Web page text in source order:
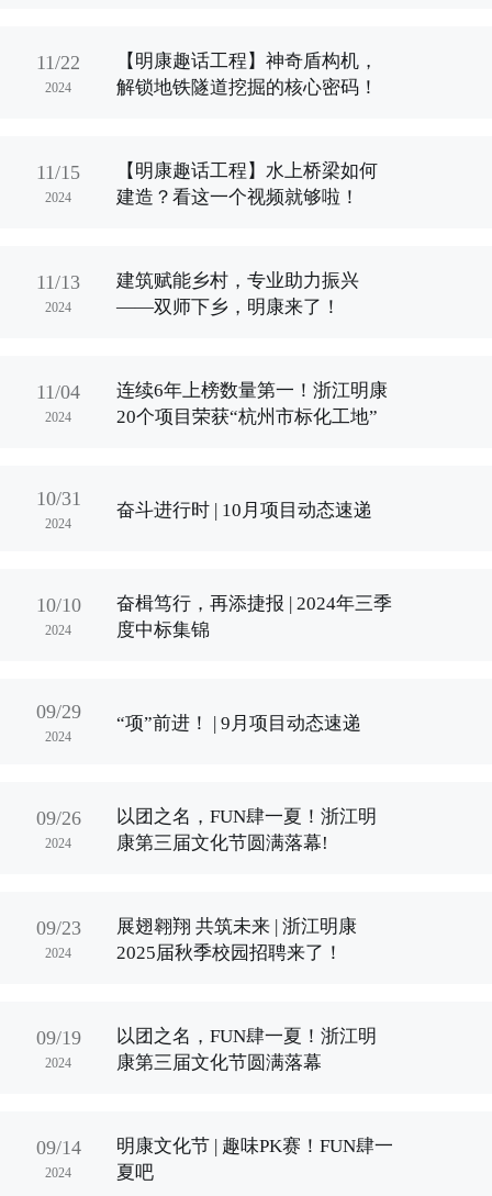
11/22
2024
【明康趣话工程】神奇盾构机，
解锁地铁隧道挖掘的核心密码！
11/15
2024
【明康趣话工程】水上桥梁如何
建造？看这一个视频就够啦！
11/13
2024
建筑赋能乡村，专业助力振兴
——双师下乡，明康来了！
11/04
2024
连续6年上榜数量第一！浙江明康
20个项目荣获“杭州市标化工地”
10/31
2024
奋斗进行时 | 10月项目动态速递
10/10
2024
奋楫笃行，再添捷报 | 2024年三季
度中标集锦
09/29
2024
“项”前进！ | 9月项目动态速递
09/26
2024
以团之名，FUN肆一夏！浙江明
康第三届文化节圆满落幕!
09/23
2024
展翅翱翔 共筑未来 | 浙江明康
2025届秋季校园招聘来了！
09/19
2024
以团之名，FUN肆一夏！浙江明
康第三届文化节圆满落幕
09/14
2024
明康文化节 | 趣味PK赛！FUN肆一
夏吧